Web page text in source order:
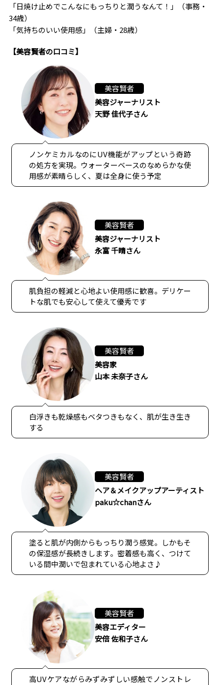
「日焼け止めでこんなにもっちりと潤うなんて！」（事務・
34歳）
「気持ちのいい使用感」（主婦・28歳）
【美容賢者の口コミ】
美容賢者
美容ジャーナリスト
天野 佳代子さん
ノンケミカルなのにUV機能がアップという奇跡
の処方を実現。ウォーターベースのなめらかな使
用感が素晴らしく、夏は全身に使う予定
美容賢者
美容ジャーナリスト
永富 千晴さん
肌負担の軽減と心地よい使用感に歓喜。デリケー
トな肌でも安心して使えて優秀です
美容賢者
美容家
山本 未奈子さん
白浮きも乾燥感もベタつきもなく、肌が生き生き
する
美容賢者
ヘア＆メイクアップアーティスト
paku☆chanさん
塗ると肌が内側からもっちり潤う感覚。しかもそ
の保湿感が長続きします。密着感も高く、つけて
いる間中潤いで包まれている心地よさ♪
美容賢者
美容エディター
安倍 佐和子さん
高UVケアながらみずみずしい感触でノンストレ